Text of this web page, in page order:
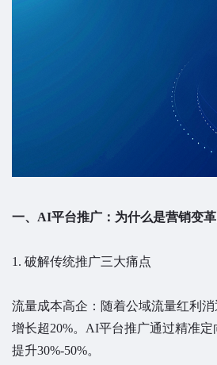
一、AI平台推广：为什么是营销变
1. 破解传统推广三大痛点
流量成本高企：随着公域流量红利
增长超20%。AI平台推广通过精准
提升30%-50%。